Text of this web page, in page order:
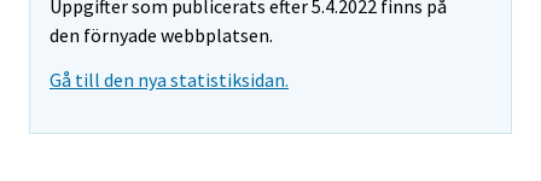
Uppgifter som publicerats efter 5.4.2022 finns på
den förnyade webbplatsen.
Gå till den nya statistiksidan.